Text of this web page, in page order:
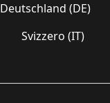
Deutschland (DE)
Svizzero (IT)